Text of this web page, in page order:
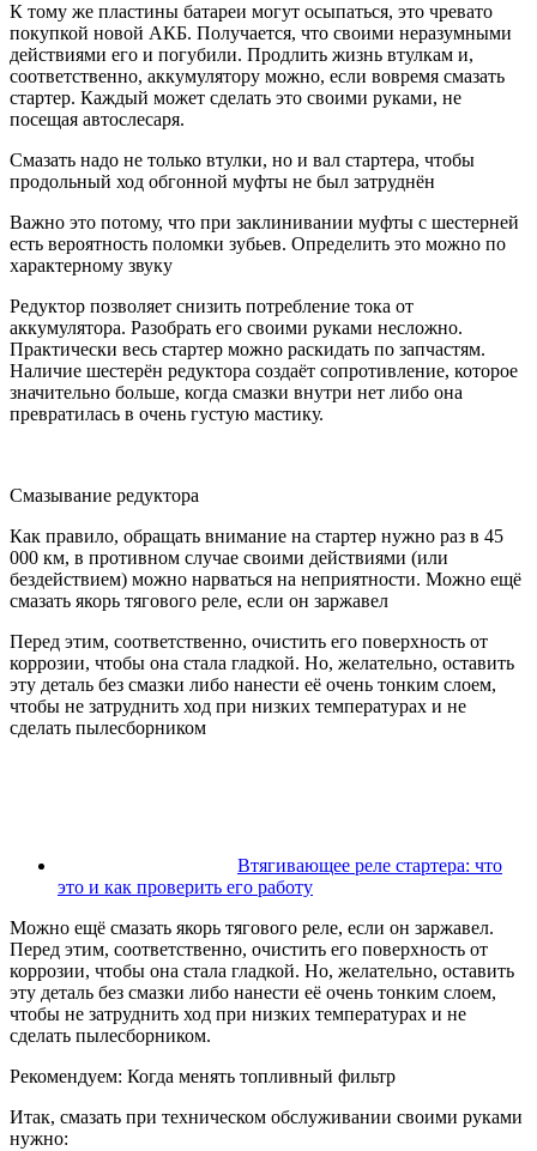
К тому же пластины батареи могут осыпаться, это чревато
покупкой новой АКБ. Получается, что своими неразумными
действиями его и погубили. Продлить жизнь втулкам и,
соответственно, аккумулятору можно, если вовремя смазать
стартер. Каждый может сделать это своими руками, не
посещая автослесаря.
Смазать надо не только втулки, но и вал стартера, чтобы
продольный ход обгонной муфты не был затруднён
Важно это потому, что при заклинивании муфты с шестерней
есть вероятность поломки зубьев. Определить это можно по
характерному звуку
Редуктор позволяет снизить потребление тока от
аккумулятора. Разобрать его своими руками несложно.
Практически весь стартер можно раскидать по запчастям.
Наличие шестерён редуктора создаёт сопротивление, которое
значительно больше, когда смазки внутри нет либо она
превратилась в очень густую мастику.
Смазывание редуктора
Как правило, обращать внимание на стартер нужно раз в 45
000 км, в противном случае своими действиями (или
бездействием) можно нарваться на неприятности. Можно ещё
смазать якорь тягового реле, если он заржавел
Перед этим, соответственно, очистить его поверхность от
коррозии, чтобы она стала гладкой. Но, желательно, оставить
эту деталь без смазки либо нанести её очень тонким слоем,
чтобы не затруднить ход при низких температурах и не
сделать пылесборником
Втягивающее реле стартера: что
это и как проверить его работу
Можно ещё смазать якорь тягового реле, если он заржавел.
Перед этим, соответственно, очистить его поверхность от
коррозии, чтобы она стала гладкой. Но, желательно, оставить
эту деталь без смазки либо нанести её очень тонким слоем,
чтобы не затруднить ход при низких температурах и не
сделать пылесборником.
Рекомендуем: Когда менять топливный фильтр
Итак, смазать при техническом обслуживании своими руками
нужно: